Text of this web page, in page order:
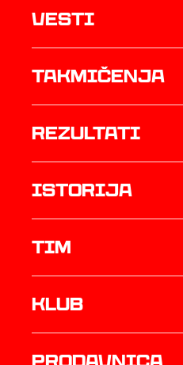
Vesti
Takmičenja
rezultati
istorija
TIM
Klub